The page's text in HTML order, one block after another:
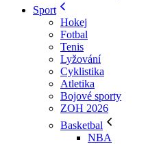
Sport
Hokej
Fotbal
Tenis
Lyžování
Cyklistika
Atletika
Bojové sporty
ZOH 2026
Basketbal
NBA